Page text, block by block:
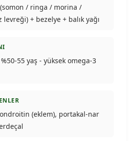
/ ringa / morina /
+ bezelye + balık yağı
55 yaş - yüksek omega-3
(eklem), portakal-nar